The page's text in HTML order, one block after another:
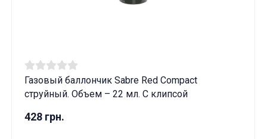
Газовый баллончик Sabre Red Compact
струйный. Объем – 22 мл. С клипсой
428 грн.